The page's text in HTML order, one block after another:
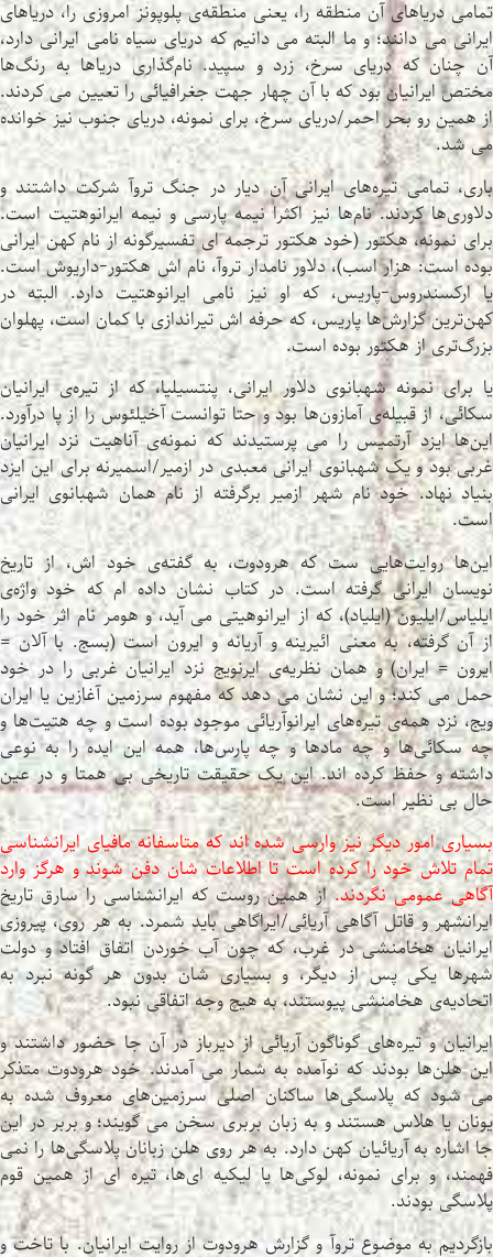
تمامی دریاهای آن منطقه را، یعنی منطقه‌ی پلوپونز امروزی را، دریاهای
ایرانی می دانند؛ و ما البته می دانیم که دریای سیاه نامی ایرانی دارد،
آن چنان که دریای سرخ، زرد و سپید. نام‌گذاری دریاها به رنگ‌ها
مختص ایرانیان بود که با آن چهار جهت جغرافیائی را تعیین می کردند.
از همین رو بحر احمر/دریای سرخ، برای نمونه، دریای جنوب نیز خوانده
می شد.
باری، تمامی تیره‌های ایرانی آن دیار در جنگ تروآ شرکت داشتند و
دلاوری‌ها کردند. نام‌ها نیز اکثرا نیمه پارسی و نیمه ایرانوهتیت است.
برای نمونه، هکتور (خود هکتور ترجمه ای تفسیرگونه از نام کهن ایرانی
بوده است: هزار اسب)، دلاور نامدار تروآ، نام اش هکتور-داریوش است.
یا ارکسندروس-پاریس، که او نیز نامی ایرانوهتیت دارد. البته در
کهن‌ترین گزارش‌ها پاریس، که حرفه اش تیراندازی با کمان است، پهلوان
بزرگ‌تری از هکتور بوده است.
یا برای نمونه شهبانوی دلاور ایرانی، پنتسیلیا، که از تیره‌ی ایرانیان
سکائی، از قبیله‌ی آمازون‌ها بود و حتا توانست آخیلئوس را از پا درآورد.
این‌ها ایزد آرتمیس را می پرستیدند که نمونه‌ی آناهیت نزد ایرانیان
غربی بود و یک شهبانوی ایرانی معبدی در ازمیر/اسمیرنه برای این ایزد
بنیاد نهاد. خود نام شهر ازمیر برگرفته از نام همان شهبانوی ایرانی
است.
این‌ها روایت‌هایی ست که هرودوت، به گفته‌ی خود اش، از تاریخ
نویسان ایرانی گرفته است. در کتاب نشان داده ام که خود واژه‌ی
ایلیاس/ایلیون (ایلیاد)، که از ایرانوهیتی می آید، و هومر نام اثر خود را
از آن گرفته، به معنی ائیرینه و آریانه و ایرون است (بسج. با آلان =
ایرون = ایران) و همان نظریه‌ی ایرنویج نزد ایرانیان غربی را در خود
حمل می کند؛ و این نشان می دهد که مفهوم سرزمین آغازین یا ایران
ویج، نزد همه‌ی تیره‌های ایرانوآریائی موجود بوده است و چه هتیت‌ها و
چه سکائی‌ها و چه مادها و چه پارس‌ها، همه این ایده را به نوعی
داشته و حفظ کرده اند. این یک حقیقت تاریخی بی همتا و در عین
حال بی نظیر است.
بسیاری امور دیگر نیز وارسی شده اند که متاسفانه مافیای ایرانشناسی
تمام تلاش خود را کرده است تا اطلاعات شان دفن شوند و هرگز وارد
آگاهی عمومی نگردند.از همین روست که ایرانشناسی را سارق تاریخ
ایرانشهر و قاتل آگاهی آریائی/ایراگاهی باید شمرد. به هر روی، پیروزی
ایرانیان هخامنشی در غرب، که چون آب خوردن اتفاق افتاد و دولت
شهرها یکی پس از دیگر، و بسیاری شان بدون هر گونه نبرد به
اتحادیه‌ی هخامنشی پیوستند، به هیچ وجه اتفاقی نبود.
ایرانیان و تیره‌های گوناگون آریائی از دیرباز در آن جا حضور داشتند و
این هلن‌ها بودند که نوآمده به شمار می آمدند. خود هرودوت متذکر
می شود که پلاسگی‌ها ساکنان اصلی سرزمین‌های معروف شده به
یونان یا هلاس هستند و به زبان بربری سخن می گویند؛ و بربر در این
جا اشاره به آریائیان کهن دارد. به هر روی هلن زبانان پلاسگی‌ها را نمی
فهمند، و برای نمونه، لوکی‌ها یا لیکیه ای‌ها، تیره ای از همین قوم
پلاسگی بودند.
بازگردیم به موضوع تروآ و گزارش هرودوت از روایت ایرانیان. با تاخت و